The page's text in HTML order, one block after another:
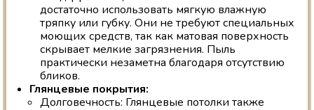
достаточно использовать мягкую влажную
тряпку или губку. Они не требуют специальных
моющих средств, так как матовая поверхность
скрывает мелкие загрязнения. Пыль
практически незаметна благодаря отсутствию
бликов.
Глянцевые покрытия:
Долговечность: Глянцевые потолки также